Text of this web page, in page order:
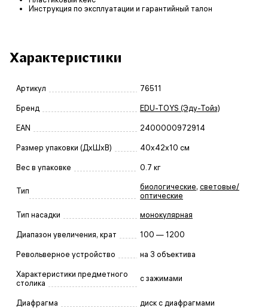
Инструкция по эксплуатации и гарантийный талон
Характеристики
Артикул 76511
Бренд EDU-TOYS (Эду-Тойз)
EAN 2400000972914
Размер упаковки (ДxШxВ) 40x42x10 см
Вес в упаковке 0.7 кг
Тип биологические, световые/
оптические
Тип насадки монокулярная
Диапазон увеличения, крат 100 — 1200
Револьверное устройство на 3 объектива
Характеристики предметного
столика
с зажимами
Диафрагма диск с диафрагмами